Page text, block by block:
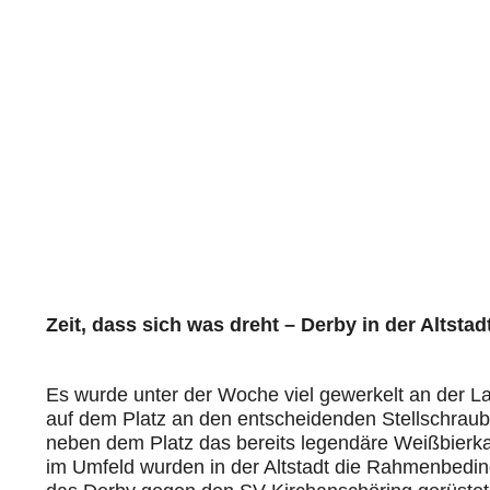
Zeit, dass sich was dreht – Derby in der
Es wurde unter der Woche viel gewerkelt an der
auf dem Platz an den entscheidenden
neben dem Platz das bereits legendäre
im Umfeld wurden in der Altstadt die